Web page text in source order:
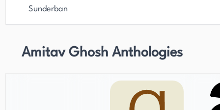
Sunderban
Amitav Ghosh Anthologies